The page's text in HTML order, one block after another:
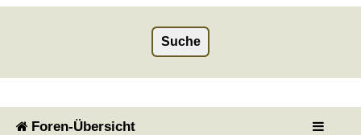
Foren-Übersicht